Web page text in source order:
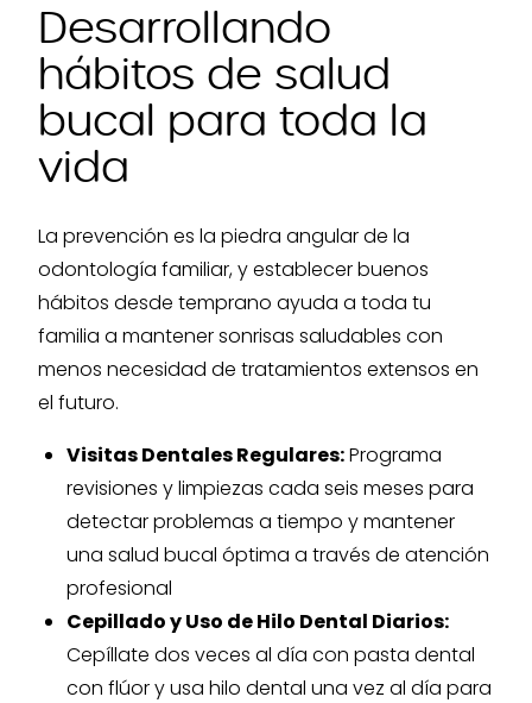
Desarrollando
hábitos de salud
bucal para toda la
vida
La prevención es la piedra angular de la
odontología familiar, y establecer buenos
hábitos desde temprano ayuda a toda tu
familia a mantener sonrisas saludables con
menos necesidad de tratamientos extensos en
el futuro.
Visitas Dentales Regulares:Programa
revisiones y limpiezas cada seis meses para
detectar problemas a tiempo y mantener
una salud bucal óptima a través de atención
profesional
Cepillado y Uso de Hilo Dental Diarios:
Cepíllate dos veces al día con pasta dental
con flúor y usa hilo dental una vez al día para